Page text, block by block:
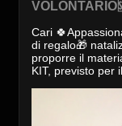
Cari
di regalo🎁
proporre il
KIT, previsto per